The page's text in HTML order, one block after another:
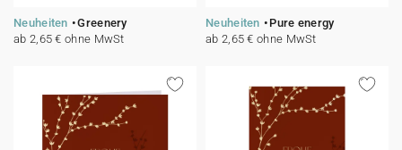
Neuheiten
Greenery
ab 2,65 € ohne MwSt
Neuheiten
Pure energy
ab 2,65 € ohne MwSt